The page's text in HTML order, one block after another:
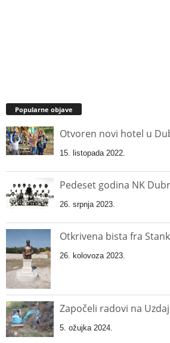
Popularne objave
Otvoren novi hotel u
15. listopada 2022.
Pedeset godina NK
26. srpnja 2023.
Otkrivena bista fra
26. kolovoza 2023.
Započeli radovi na
5. ožujka 2024.